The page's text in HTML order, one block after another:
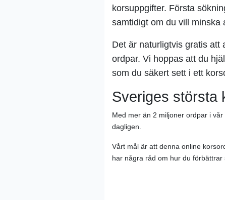
korsuppgifter. Första
samtidigt om du vill minska
Det är naturligtvis gratis att
ordpar. Vi hoppas att du
som du säkert sett i ett
Sveriges största
Med mer än 2 miljoner ordpar i
dagligen.
Vårt mål är att denna online
har några råd om hur du